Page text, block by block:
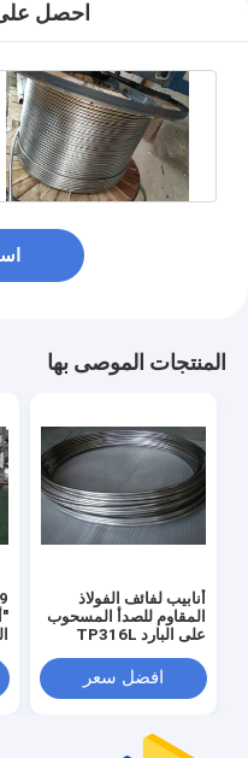
احصل
المنتجات الموصى بها
أنابيب لفائف الفولاذ
المقاوم للصدأ المسحوب
على البارد TP316L
افضل سعر